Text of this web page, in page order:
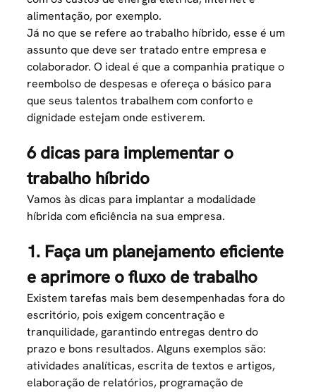
alimentação, por exemplo.
Já no que se refere ao trabalho híbrido, esse é um
assunto que deve ser tratado entre empresa e
colaborador. O ideal é que a companhia pratique o
reembolso de despesas e ofereça o básico para
que seus talentos trabalhem com conforto e
dignidade estejam onde estiverem.
6 dicas para implementar o
trabalho híbrido
Vamos às dicas para implantar a modalidade
híbrida com eficiência na sua empresa.
1. Faça um planejamento eficiente
e aprimore o fluxo de trabalho
Existem tarefas mais bem desempenhadas fora do
escritório, pois exigem concentração e
tranquilidade, garantindo entregas dentro do
prazo e bons resultados. Alguns exemplos são:
atividades analíticas, escrita de textos e artigos,
elaboração de relatórios, programação de